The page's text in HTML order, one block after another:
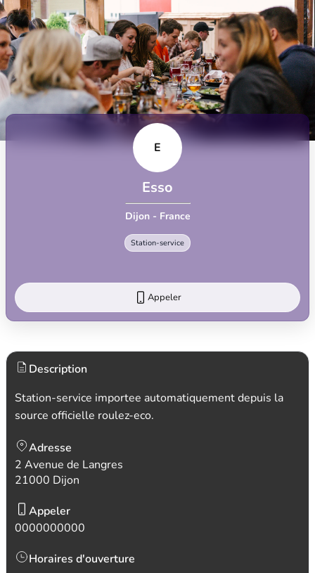
E
Esso
Dijon - France
Station-service
Appeler
Description
Station-service importee automatiquement depuis la
source officielle roulez-eco.
Adresse
2 Avenue de Langres
21000 Dijon
Appeler
0000000000
Horaires d'ouverture